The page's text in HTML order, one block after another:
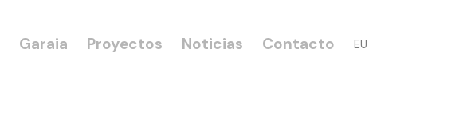
Garaia Proyectos Noticias Contacto EU